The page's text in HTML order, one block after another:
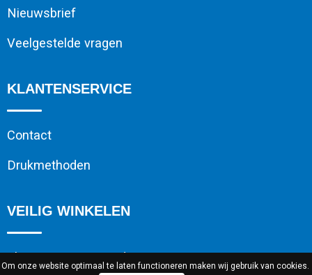
Nieuwsbrief
Veelgestelde vragen
KLANTENSERVICE
Contact
Drukmethoden
VEILIG WINKELEN
Algemene voorwaarden
Om onze website optimaal te laten functioneren maken wij gebruik van cookies.